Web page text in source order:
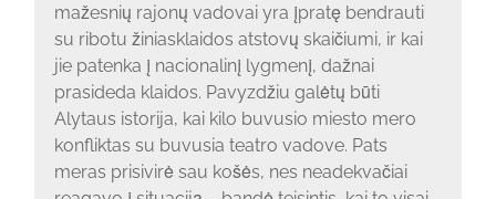
mažesnių rajonų vadovai yra įpratę bendrauti
su ribotu žiniasklaidos atstovų skaičiumi, ir kai
jie patenka į nacionalinį lygmenį, dažnai
prasideda klaidos. Pavyzdžiu galėtų būti
Alytaus istorija, kai kilo buvusio miesto mero
konfliktas su buvusia teatro vadove. Pats
meras prisivirė sau košės, nes neadekvačiai